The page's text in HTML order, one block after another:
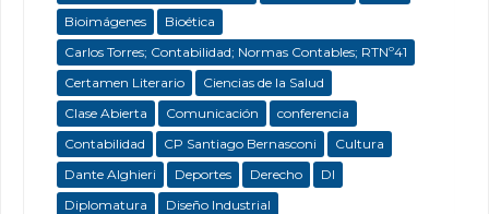
Bioimágenes
Bioética
Carlos Torres; Contabilidad; Normas Contables; RTNº41
Certamen Literario
Ciencias de la Salud
Clase Abierta
Comunicación
conferencia
Contabilidad
CP Santiago Bernasconi
Cultura
Dante Alghieri
Deportes Derecho
DI
Diplomatura
Diseño Industrial